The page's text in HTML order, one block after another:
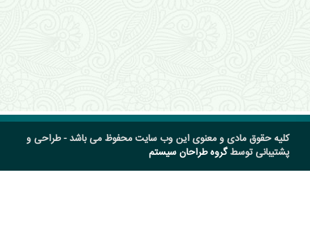
کلیه حقوق مادی و معنوی این وب سایت محفوظ می باشد - طراحی و
پشتیبانی توسطگروه طراحان سیستم